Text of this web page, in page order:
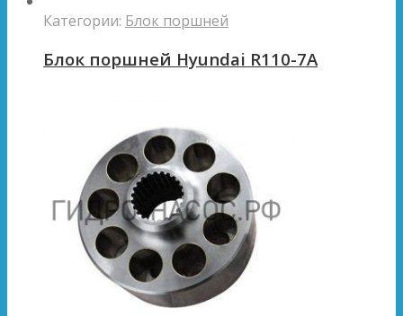
Категории: Блок поршней
Блок поршней Hyundai R110-7A